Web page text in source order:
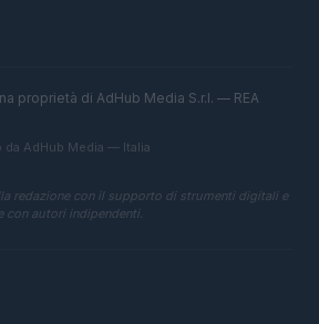
proprietà di AdHub Media S.r.l. — REA
AdHub Media — Italia
redazione con il supporto di strumenti digitali e
con autori indipendenti.